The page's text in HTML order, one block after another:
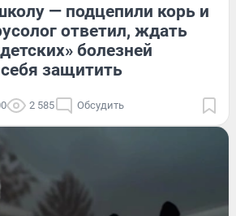
— подцепили корь и
ответил, ждать
болезней
защитить
2 585 Обсудить